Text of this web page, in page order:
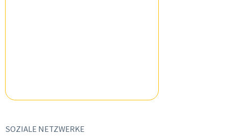
SOZIALE NETZWERKE